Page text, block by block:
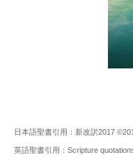
日本語聖書引用：新改訳2017
英語聖書引用：Scripture